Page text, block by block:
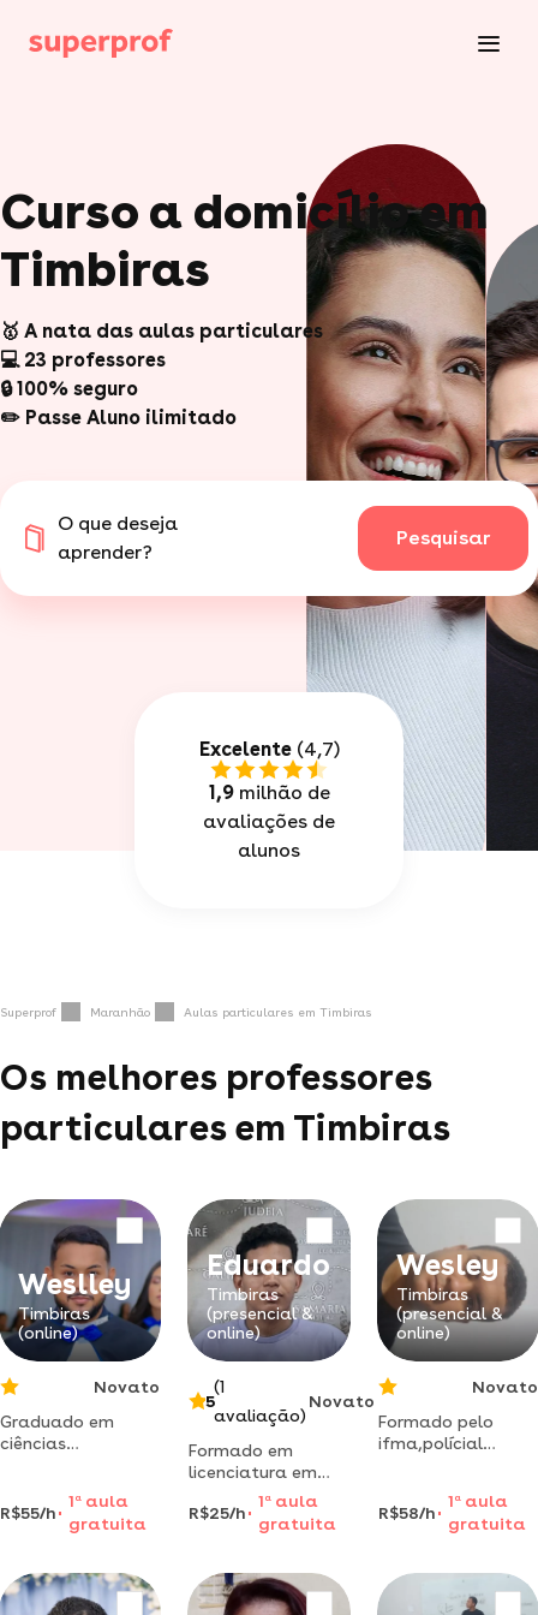
Curso a domicílio em
Timbiras
🥇 A nata das aulas particulares
💻 23 professores
🔒 100% seguro
✏️ Passe Aluno ilimitado
O que deseja
aprender?
Pesquisar
Excelente(4,7)
1,9milhão de
avaliações de
alunos
Superprof Maranhão Aulas particulares em Timbiras
Os melhores professores
particulares em Timbiras
Weslley
Timbiras
(online)
Novato
Graduado em
ciências
(uema), com
experiência
em pré-
vestibulares e
R$55/h
1 aaula
gratuita
Eduardo
Timbiras
(presencial &
online)
5
(1
avaliação)
Novato
Formado em
licenciatura em
ciências biológicas
e especialização
na área de meio
R$25/h
1 a aula
gratuita
Wesley
Timbiras
(presencial &
online)
Novato
Formado pelo
ifma,polícial
vestibulares. #ita
#perito quimico
#vestibulares
tradicionais
R$58/h
1 aaula
gratuita